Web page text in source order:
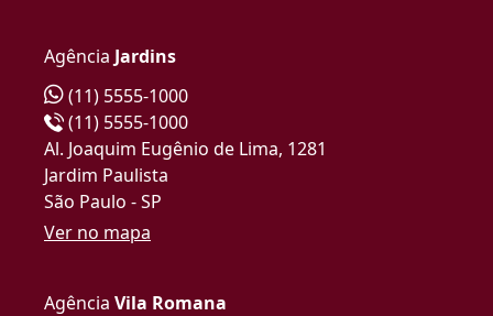
Agência Jardins
(11) 5555-1000
(11) 5555-1000
Al. Joaquim Eugênio de Lima, 1281
Jardim Paulista
São Paulo - SP
Ver no mapa
Agência Vila Romana